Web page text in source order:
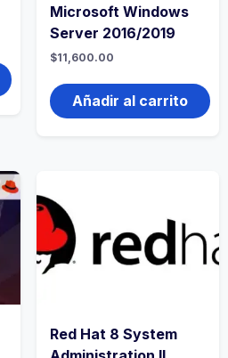
Microsoft Windows
Server 2016/2019
$11,600.00
Añadir al carrito
Red Hat 8 System